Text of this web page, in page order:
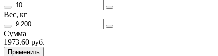
Вес, кг
Сумма
1973.60 руб.
Применить